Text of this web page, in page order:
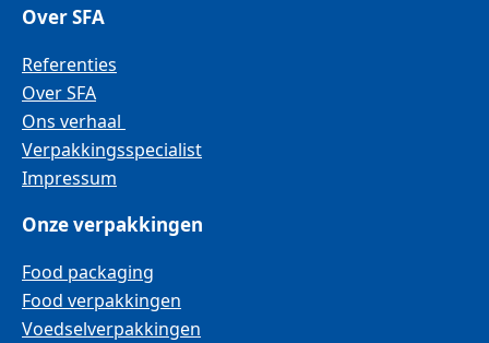
Over SFA
Referenties
Over SFA
Ons verhaal
Verpakkingsspecialist
Impressum
Onze verpakkingen
Food packaging
Food verpakkingen
Voedselverpakkingen